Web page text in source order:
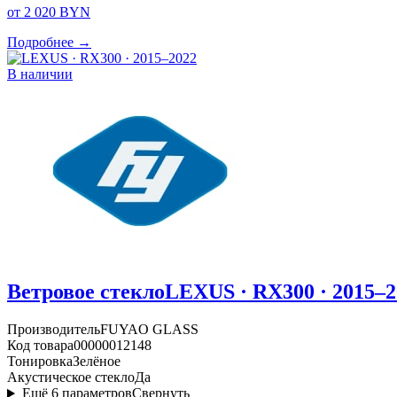
от 2 020 BYN
Подробнее →
В наличии
Ветровое стеклоLEXUS · RX300 ·
ПроизводительFUYAO GLASS
Код товара00000012148
ТонировкаЗелёное
Акустическое стеклоДа
Ещё 6 параметровСвернуть